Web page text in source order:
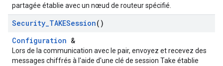
partagée établie avec un nœud de routeur spécifié.
Security_TAKESession()
Configuration &
Lors de la communication avec le pair, envoyez et recevez des
messages chiffrés à l'aide d'une clé de session Take établie